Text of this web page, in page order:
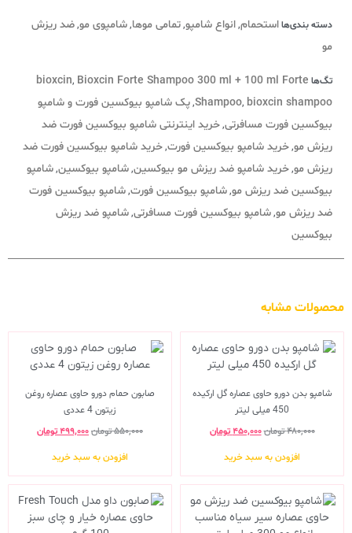
دسته بندی‌هااستحمام,انواع شامپو,تمامی موها,شامپوی مو,ضد ریزش
مو
تگ‌ها bioxcin, Bioxcin Forte Shampoo 300 ml + 100 ml Forte
Shampoo, bioxcin shampoo
,پک شامپو بیوکسین فورت و شامپو
بیوکسین فورت مسافرتی,خرید اینترنتی شامپو بیوکسین فورت ضد
ریزش مو,خرید شامپو بیوکسین فورت,خرید شامپو بیوکسین فورت ضد
ریزش مو,خرید شامپو ضد ریزش مو بیوکسین,شامپو بیوکسین,شامپو
بیوکسین ضد ریزش مو,شامپو بیوکسین فورت,شامپو بیوکسین فورت
ضد ریزش مو,شامپو بیوکسین فورت مسافرتی,شامپو ضد ریزش
بیوکسین
محصولات مشابه
شامپو بدن دورو حاوی عصاره گل ارکیده
450 میلی لیتر
۴۸۰,۰۰۰تومان۴۵۰,۰۰۰ تومان
افزودن به سبد خرید
صابون حمام دورو حاوی عصاره روغن
زیتون 4 عددی
۵۵۰,۰۰۰تومان۴۹۹,۰۰۰تومان
افزودن به سبد خرید